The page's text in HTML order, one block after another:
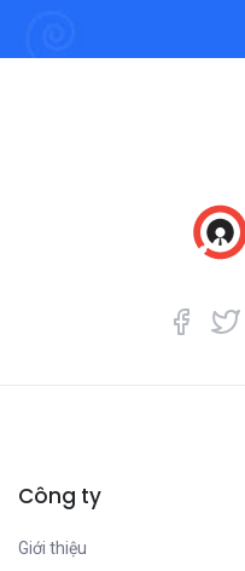
Công ty
Giới thiệu